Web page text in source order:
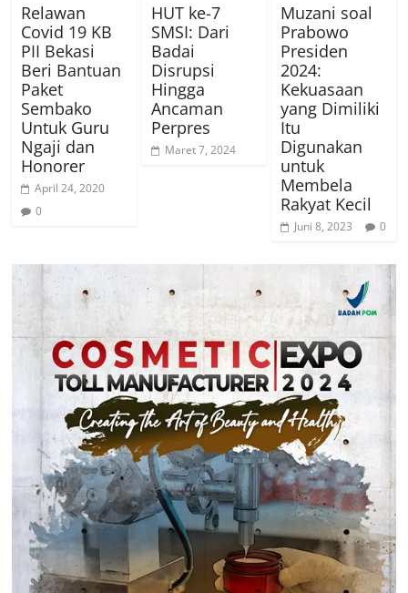
Relawan
Covid 19 KB
PII Bekasi
Beri Bantuan
Paket
Sembako
Untuk Guru
Ngaji dan
Honorer
April 24, 2020
0
HUT ke-7
SMSI: Dari
Badai
Disrupsi
Hingga
Ancaman
Perpres
Maret 7, 2024
Muzani soal
Prabowo
Presiden
2024:
Kekuasaan
yang Dimiliki
Itu
Digunakan
untuk
Membela
Rakyat Kecil
Juni 8, 2023 0